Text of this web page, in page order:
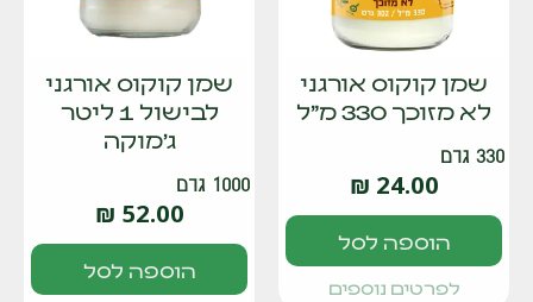
שמן קוקוס אורגני
לא מזוכך 330 מ"ל
330 גרם
24.00
₪
הוספה לסל
לפרטים נוספים
שמן קוקוס אורגני
לבישול 1 ליטר
ג'מוקה
1000 גרם
52.00
₪
הוספה לסל